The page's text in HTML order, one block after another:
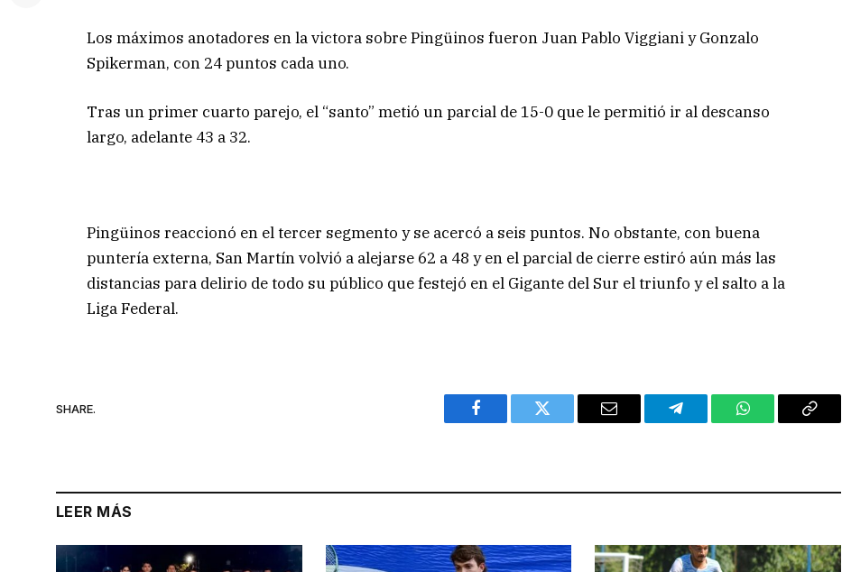
Los máximos anotadores en la victora sobre Pingüinos fueron Juan Pablo Viggiani y Gonzalo
Spikerman, con 24 puntos cada uno.
Tras un primer cuarto parejo, el “santo” metió un parcial de 15-0 que le permitió ir al descanso
largo, adelante 43 a 32.
Pingüinos reaccionó en el tercer segmento y se acercó a seis puntos. No obstante, con buena
puntería externa, San Martín volvió a alejarse 62 a 48 y en el parcial de cierre estiró aún más las
distancias para delirio de todo su público que festejó en el Gigante del Sur el triunfo y el salto a la
Liga Federal.
SHARE.
Facebook Twitter Email Telegram WhatsAppCopy
LEER MÁS